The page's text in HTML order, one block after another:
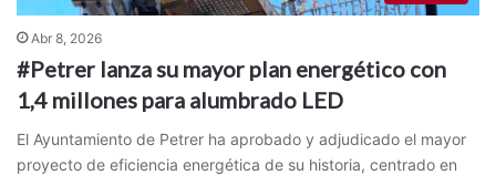
Abr 8, 2026
#Petrer lanza su mayor plan energético con
1,4 millones para alumbrado LED
El Ayuntamiento de Petrer ha aprobado y adjudicado el mayor
proyecto de eficiencia energética de su historia, centrado en